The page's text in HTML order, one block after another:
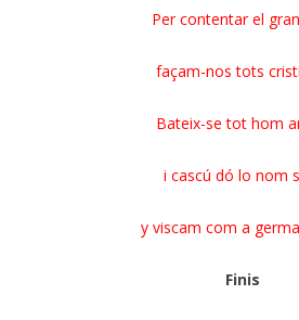
Per contentar el
façam-nos tots
Bateix-se tot hom
i cascú dó lo nom
y viscam com a
Finis